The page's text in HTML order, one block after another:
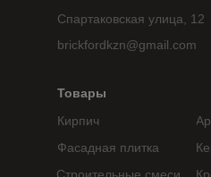
Фасадная плитка
Кирпич
Товары
brickfordkzn@gmail.com
Спартаковская улица, 12